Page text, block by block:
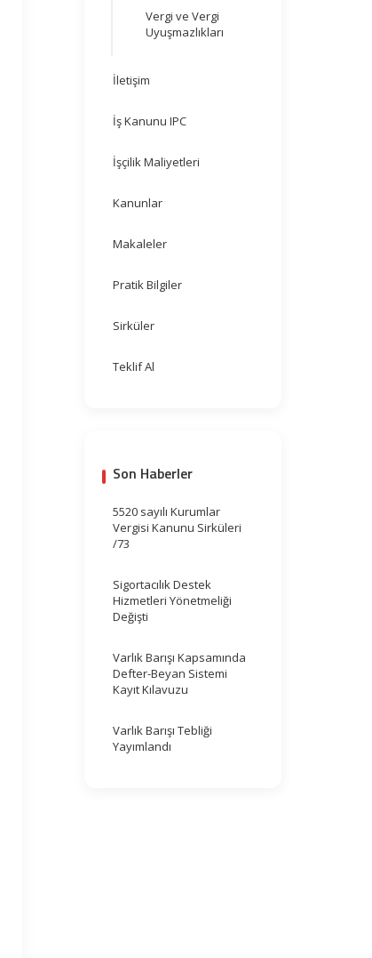
Vergi ve Vergi
Uyuşmazlıkları
İletişim
İş Kanunu IPC
İşçilik Maliyetleri
Kanunlar
Makaleler
Pratik Bilgiler
Sirküler
Teklif Al
Son Haberler
5520 sayılı Kurumlar
Vergisi Kanunu Sirküleri
/73
Sigortacılık Destek
Hizmetleri Yönetmeliği
Değişti
Varlık Barışı Kapsamında
Defter-Beyan Sistemi
Kayıt Kılavuzu
Varlık Barışı Tebliği
Yayımlandı